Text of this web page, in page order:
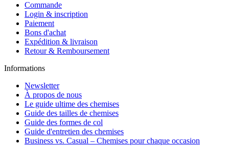
Commande
Login & inscription
Paiement
Bons d'achat
Expédition & livraison
Retour & Remboursement
Informations
Newsletter
À propos de nous
Le guide ultime des chemises
Guide des tailles de chemises
Guide des formes de col
Guide d'entretien des chemises
Business vs. Casual – Chemises pour chaque occasion